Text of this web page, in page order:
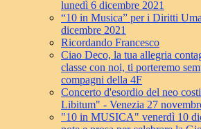
lunedì 6 dicembre 2021
“10 in Musica” per i Diritti
dicembre 2021
Ricordando Francesco
Ciao Deco, la tua allegria
classe con noi, ti porteremo
compagni della 4F
Concerto d'esordio del neo
Libitum" - Venezia 27
"10 in MUSICA" venerdì 10